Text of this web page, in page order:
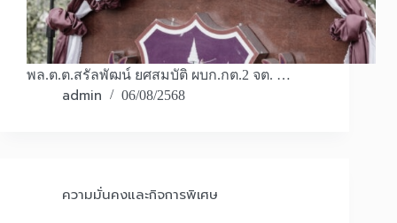
พล.ต.ต.สรัลพัฒน์ ยศสมบัติ ผบก.กต.2 จต. …
admin 06/08/2568
ความมั่นคงและกิจการพิเศษ